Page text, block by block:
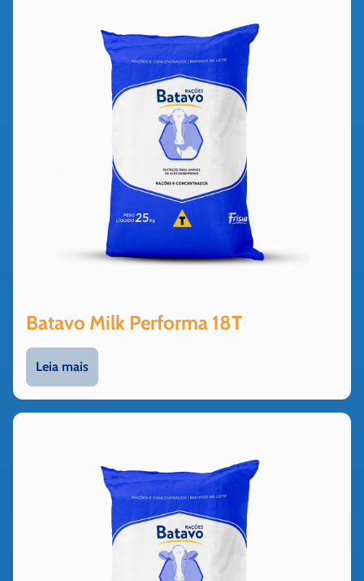
Batavo Milk Performa 18T
Leia mais